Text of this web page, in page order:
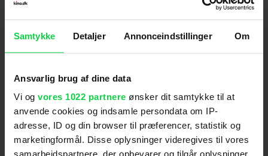
Samtykke Detaljer Annonceindstillinger Om
Ansvarlig brug af dine data
Vi og vores 1022 partnere ønsker dit samtykke til at
anvende cookies og indsamle persondata om IP-
adresse, ID og din browser til præferencer, statistik og
marketingformål. Disse oplysninger videregives til vores
samarbejdspartnere, der opbevarer og tilgår oplysninger
Anmeldelser fra medierne